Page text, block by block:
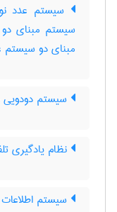
سیستم عدد
سیستم مبنای
مبنای دو سیستم
سیستم دودویی
نظام یادگیری
سیستم اطلاعات